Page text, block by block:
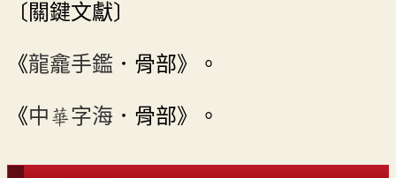
〔關鍵文獻〕
《龍龕手鑑 ．骨部》。
《中華字海 ．骨部》。